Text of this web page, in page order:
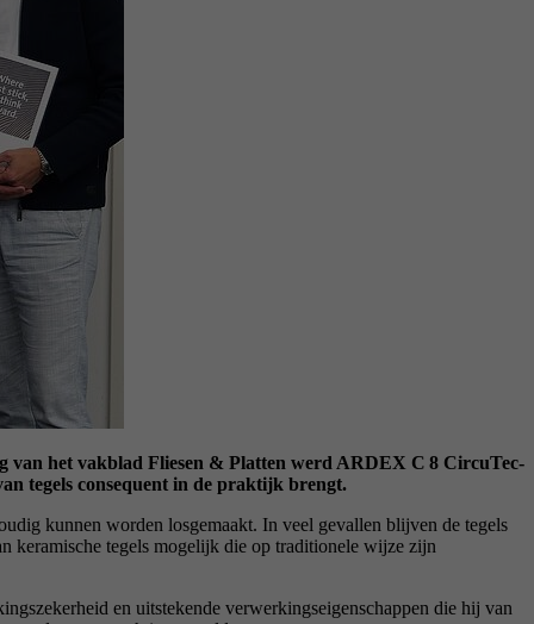
van het vakblad Fliesen & Platten werd ARDEX C 8 CircuTec-
tegels consequent in de praktijk brengt.
kunnen worden losgemaakt. In veel gevallen blijven de tegels
keramische tegels mogelijk die op traditionele wijze zijn
en uitstekende verwerkingseigenschappen die hij van